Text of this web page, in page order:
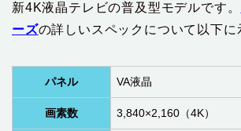
新4K液晶テレビの普及型モデルです。
ーズの詳しいスペックについて以下に
パネル VA液晶
画素数 3,840×2,160（4K）